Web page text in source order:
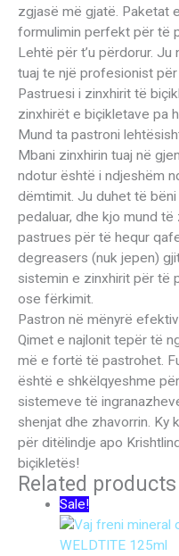
zgjasë më gjatë. Paketat
formulimin perfekt për të
Lehtë për t’u përdorur.
tuaj te një profesionist
Pastruesi i zinxhirit të
zinxhirët e biçikletave pa
Mund ta pastroni
Mbani zinxhirin tuaj në
ndotur është i ndjeshëm
dëmtimit. Ju duhet të
pedaluar, dhe kjo mund
pastrues për të hequr
degreasers (nuk jepen)
sistemin e zinxhirit për të
ose fërkimit.
Pastron në mënyrë
Qimet e najlonit tepër të
më e fortë të pastrohet.
është e shkëlqyeshme
sistemeve të
shenjat dhe zhavorrin.
për ditëlindje apo
biçikletës!
Related products
Sale!